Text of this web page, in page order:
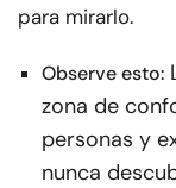
para mirarlo.
Observe esto:
zona de
personas y
nunca